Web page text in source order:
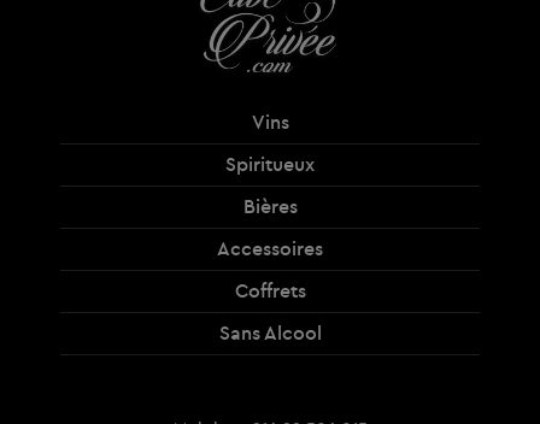
Vins
Spiritueux
Bières
Accessoires
Coffrets
Sans Alcool